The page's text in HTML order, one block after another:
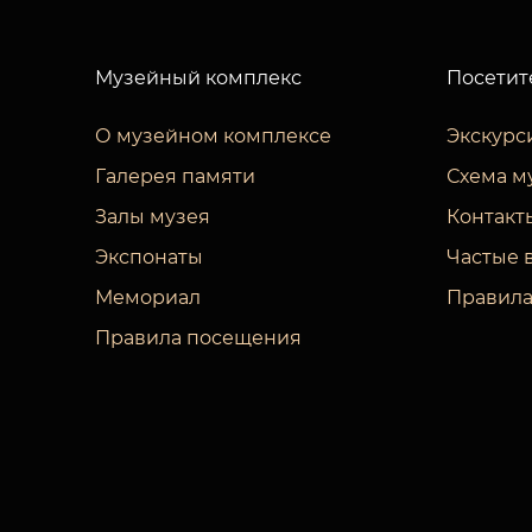
Музейный комплекс
О музейном комплексе
Галерея памяти
Залы музея
Экспонаты
Мемориал
Правила посещения
Схема
Частые